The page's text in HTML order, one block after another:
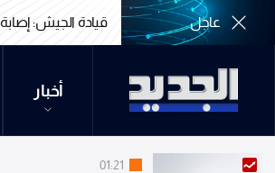
عاجل قيادة الجيش: إصابة 3 عسكريين بجروح أثناء تفكيك ذخائر غير منفجرة في زوطر الغربية
أخبار
01:21